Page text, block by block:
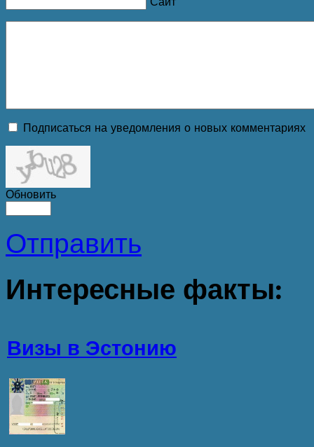
Подписаться на уведомления о новых комментариях
Обновить
Отправить
Интересные факты:
Визы в Эстонию